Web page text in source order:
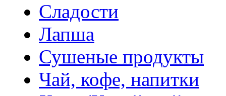
Сладости
Лапша
Сушеные продукты
Чай, кофе, напитки